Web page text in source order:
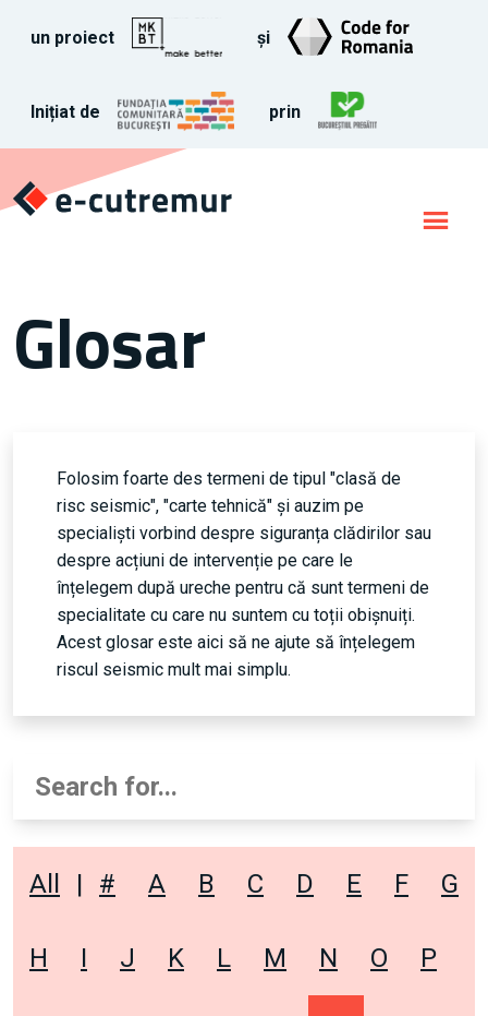
un proiect și
Inițiat de prin
Glosar
Folosim foarte des termeni de tipul "clasă de
risc seismic", "carte tehnică" și auzim pe
specialiști vorbind despre siguranța clădirilor sau
despre acțiuni de intervenție pe care le
înțelegem după ureche pentru că sunt termeni de
specialitate cu care nu suntem cu toții obișnuiți.
Acest glosar este aici să ne ajute să înțelegem
riscul seismic mult mai simplu.
All | # A B C D E F G
H I J K L M N O P